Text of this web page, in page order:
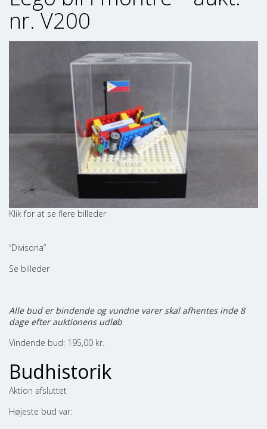
nr. V200
“Divisoria”
Se billeder
Alle bud er bindende og vundne varer skal afhentes inde 8
dage efter auktionens udløb
Vindende bud: 195,00 kr.
Budhistorik
Aktion afsluttet
Højeste bud var: